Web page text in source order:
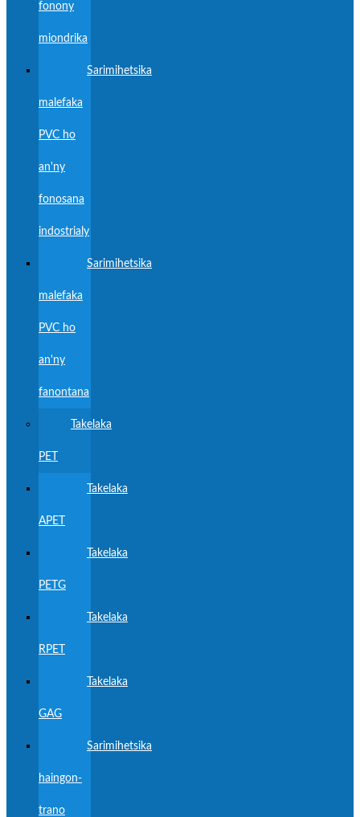
fonony
miondrika
Sarimihetsika
malefaka
PVC ho
an'ny
fonosana
indostrialy
Sarimihetsika
malefaka
PVC ho
an'ny
fanontana
Takelaka
PET
Takelaka
APET
Takelaka
PETG
Takelaka
RPET
Takelaka
GAG
Sarimihetsika
haingon-
trano